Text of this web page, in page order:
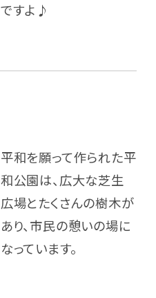
ですよ♪
平和を願って作られた平
和公園は、広大な芝生
広場とたくさんの樹木が
あり、市民の憩いの場に
なっています。